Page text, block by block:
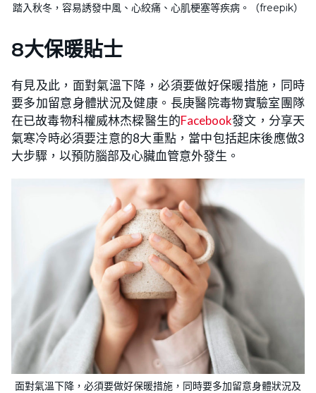
踏入秋冬，容易誘發中風、心絞痛、心肌梗塞等疾病。（freepik）
8大保暖貼士
有見及此，面對氣溫下降，必須要做好保暖措施，同時
要多加留意身體狀況及健康。長庚醫院毒物實驗室團隊
在已故毒物科權威林杰樑醫生的Facebook發文，分享天
氣寒冷時必須要注意的8大重點，當中包括起床後應做3
大步驟，以預防腦部及心臟血管意外發生。
面對氣溫下降，必須要做好保暖措施，同時要多加留意身體狀況及